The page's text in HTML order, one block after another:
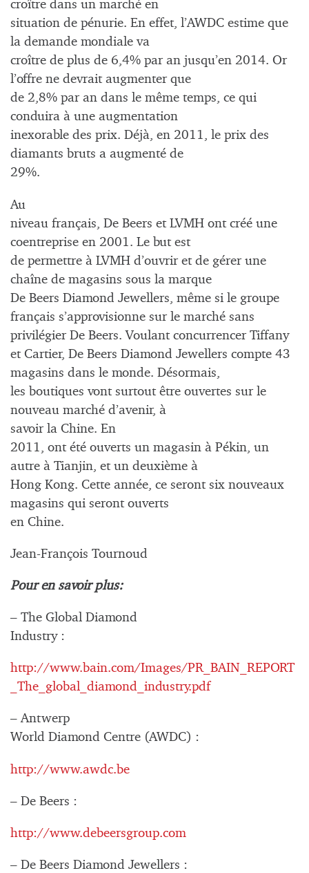
croître dans un marché en
situation de pénurie. En effet, l’AWDC estime que
la demande mondiale va
croître de plus de 6,4% par an jusqu’en 2014. Or
l’offre ne devrait augmenter que
de 2,8% par an dans le même temps, ce qui
conduira à une augmentation
inexorable des prix. Déjà, en 2011, le prix des
diamants bruts a augmenté de
29%.
Au
niveau français, De Beers et LVMH ont créé une
coentreprise en 2001. Le but est
de permettre à LVMH d’ouvrir et de gérer une
chaîne de magasins sous la marque
De Beers Diamond Jewellers, même si le groupe
français s’approvisionne sur le marché sans
privilégier De Beers. Voulant concurrencer Tiffany
et Cartier, De Beers Diamond Jewellers compte 43
magasins dans le monde. Désormais,
les boutiques vont surtout être ouvertes sur le
nouveau marché d’avenir, à
savoir la Chine. En
2011, ont été ouverts un magasin à Pékin, un
autre à Tianjin, et un deuxième à
Hong Kong. Cette année, ce seront six nouveaux
magasins qui seront ouverts
en Chine.
Jean-François Tournoud
Pour en savoir plus:
– The Global Diamond
Industry :
http://www.bain.com/Images/PR_BAIN_REPORT
_The_global_diamond_industry.pdf
– Antwerp
World Diamond Centre (AWDC) :
http://www.awdc.be
– De Beers :
http://www.debeersgroup.com
– De Beers Diamond Jewellers :